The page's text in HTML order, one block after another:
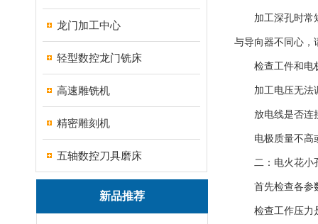
龙门加工中心
轻型数控龙门铣床
高速雕铣机
精密雕刻机
五轴数控刀具磨床
新品推荐
加工深孔时常短
与导向器不同心，
检查工件和电
加工电压无法调
放电线是否连
电极质量不高或
二：电火花小
首先检查各参
检查工作压力是